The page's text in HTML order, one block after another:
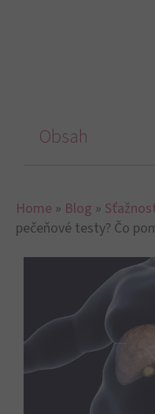
Home » Blog »
pečeňové testy? Čo
Obsah